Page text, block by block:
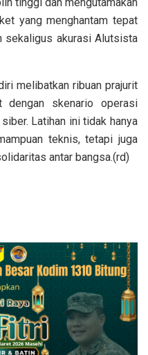
yang menghantam tepat
sekaligus akurasi Alutsista
melibatkan ribuan prajurit
dengan skenario operasi
Latihan ini tidak hanya
teknis, tetapi juga
antar bangsa.(rd)